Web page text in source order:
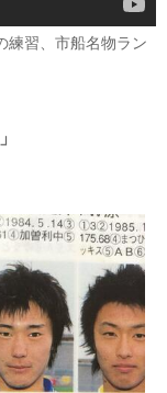
練習、市船名物ラン